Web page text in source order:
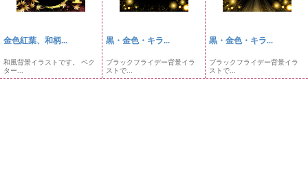
金色紅葉、和柄...
和風背景イラストです。 ベク
ター...
黒・金色・キラ...
ブラックフライデー背景イラ
ストで...
黒・金色・キラ...
ブラックフライデー背景イラ
ストで...